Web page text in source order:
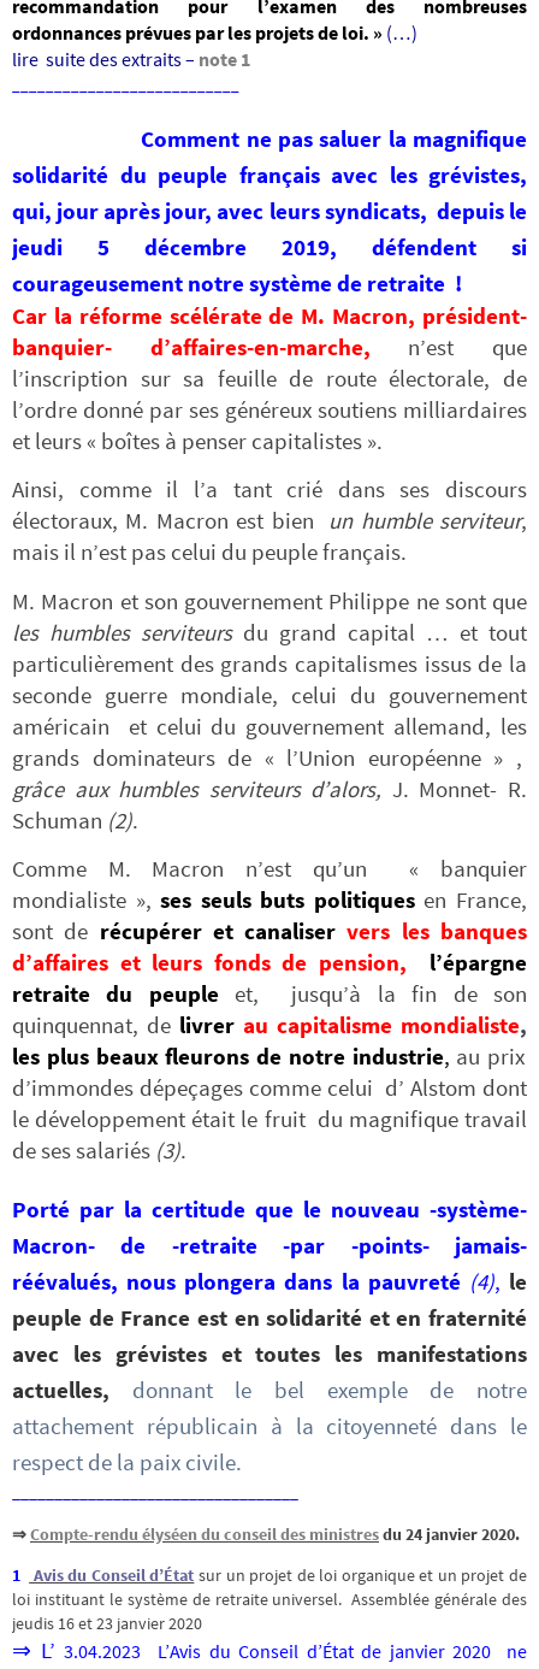
recommandation pour l’examen des nombreuses
ordonnances prévues par les projets de loi. » (…)
lire suite des extraits – note 1
Comment ne pas saluer la magnifique
solidarité du peuple français avec les grévistes,
qui, jour après jour, avec leurs syndicats, depuis le
jeudi 5 décembre 2019, défendent si
courageusement notre système de retraite !
Car la réforme scélérate de M. Macron, président-
banquier- d’affaires-en-marche,
n’est que
l’inscription sur sa feuille de route électorale, de
l’ordre donné par ses généreux soutiens milliardaires
et leurs « boîtes à penser capitalistes ».
Ainsi, comme il l’a tant crié dans ses discours
électoraux, M. Macron est bien un humble serviteur,
mais il n’est pas celui du peuple français.
M. Macron et son gouvernement Philippe ne sont que
les humbles serviteursdu grand capital … et tout
particulièrement des grands capitalismes issus de la
seconde guerre mondiale, celui du gouvernement
américain et celui du gouvernement allemand, les
grands dominateurs de « l’Union européenne » ,
grâce aux humbles serviteurs d’alors, J. Monnet- R.
Schuman (2).
Comme M. Macron n’est qu’un « banquier
mondialiste »,ses seuls buts politiques en France,
sont de récupérer etcanaliservers les banques
d’affaires et leurs fonds de pension,
l’épargne
retraite du peuple et, jusqu’à la fin de son
quinquennat, de livrer au capitalisme mondialiste,
les plus beaux fleurons de notre industrie, au prix
d’immondes dépeçages comme celui d’ Alstom dont
le développement était le fruit du magnifique travail
de ses salariés (3).
Porté par la certitude que le nouveau -système-
Macron- de -retraite -par -points- jamais-
réévalués, nous plongera dans la pauvreté (4), le
peuple de France est en solidarité et en fraternité
avec les grévistes et toutes les manifestations
actuelles, donnant le bel exemple de notre
attachement républicain à la citoyenneté dans le
respect de la paix civile.
⇒Compte-rendu élyséen du conseil des ministresdu 24 janvier 2020.
1
Avis du Conseil d’État sur un projet de loi organique et un projet de
loi instituant le système de retraite universel. Assemblée générale des
jeudis 16 et 23 janvier 2020
⇒ L’ 3.04.2023
L’Avis du Conseil d’État de janvier 2020 ne